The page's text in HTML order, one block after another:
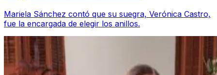
Mariela Sánchez contó que su suegra, Verónica Castro,
fue la encargada de elegir los anillos.